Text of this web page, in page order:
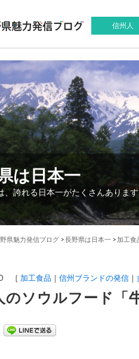
信州人
は日本一
、誇れる日本一がたくさんありま
県魅力発信ブログ >長野県は日本一 >加工食
［ 加工食品 信州ブランドの発信
のソウルフード「